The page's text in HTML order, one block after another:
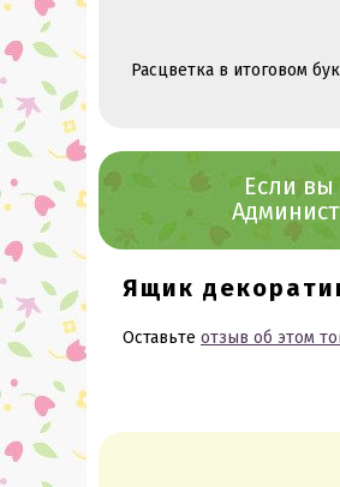
Расцветка в итоговом
Если
Ящик
Оставьте отзыв об этом